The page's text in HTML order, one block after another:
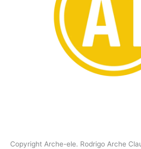
Copyright Arche-ele. Rodrigo Arche